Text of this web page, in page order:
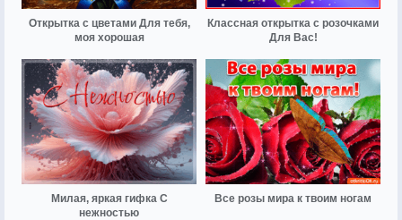
Открытка с цветами Для тебя,
моя хорошая
Классная открытка с розочками
Для Вас!
Милая, яркая гифка С
нежностью
Все розы мира к твоим ногам